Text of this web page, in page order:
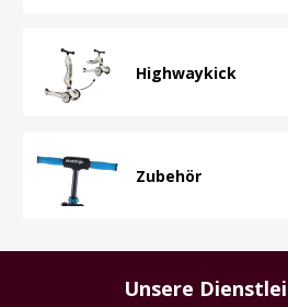
Highwaykick
Zubehör
Unsere